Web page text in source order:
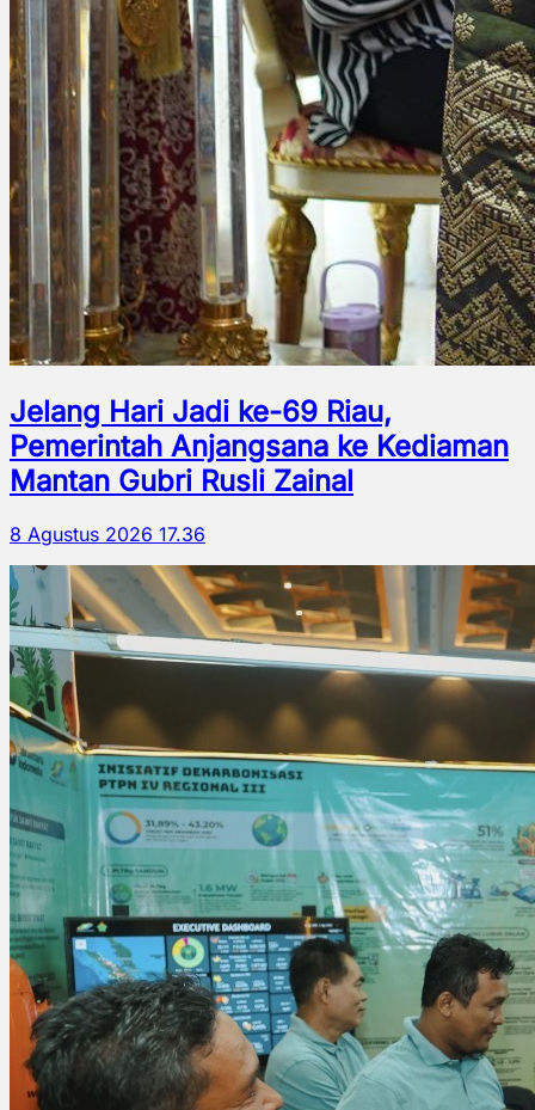
Jelang Hari Jadi ke-69 Riau,
Pemerintah Anjangsana ke Kediaman
Mantan Gubri Rusli Zainal
8 Agustus 2026 17.36